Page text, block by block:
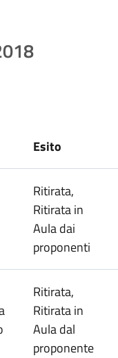
Esito
Ritirata,
Ritirata in
Aula dai
proponenti
Ritirata,
Ritirata in
Aula dal
proponente